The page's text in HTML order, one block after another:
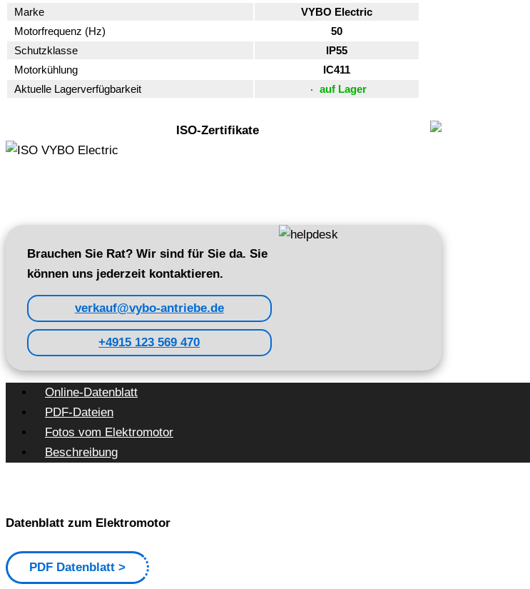
Marke
VYBO Electric
Motorfrequenz (Hz)
50
Schutzklasse
IP55
Motorkühlung
IC411
Aktuelle Lagerverfügbarkeit
auf Lager
ISO-Zertifikate
Brauchen Sie Rat? Wir sind für Sie da. Sie
können uns jederzeit kontaktieren.
verkauf@vybo-antriebe.de
+4915 123 569 470
Online-Datenblatt
PDF-Dateien
Fotos vom Elektromotor
Beschreibung
Datenblatt zum Elektromotor
PDF Datenblatt